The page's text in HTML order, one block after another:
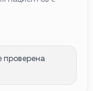
проверена